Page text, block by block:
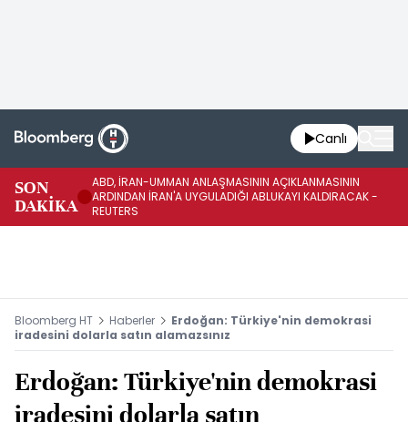
Canlı
SON
DAKİKA
ABD, İRAN-UMMAN ANLAŞMASININ AÇIKLANMASININ
ARDINDAN İRAN'A UYGULADIĞI ABLUKAYI KALDIRACAK -
REUTERS
Bloomberg HT Haberler
Erdoğan: Türkiye'nin demokrasi
iradesini dolarla satın alamazsınız
Erdoğan: Türkiye'nin demokrasi
iradesini dolarla satın